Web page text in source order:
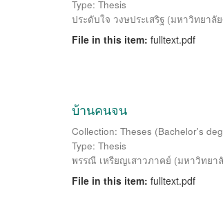
Type: Thesis
ประดับใจ วงษประเสริฐ (มหาวิทยาลั
File in this item: fulltext.pdf
บ้านคนจน
Collection: Theses (Bachelor's
Type: Thesis
พรรณี เหรียญเสาวภาคย์ (มหาวิทยา
File in this item: fulltext.pdf